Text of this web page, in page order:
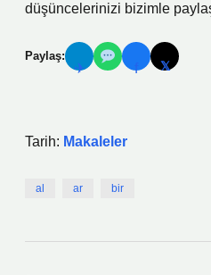
düşüncelerinizi bizimle
Paylaş:
✈ f 𝕏
Tarih: Makaleler
al ar bir